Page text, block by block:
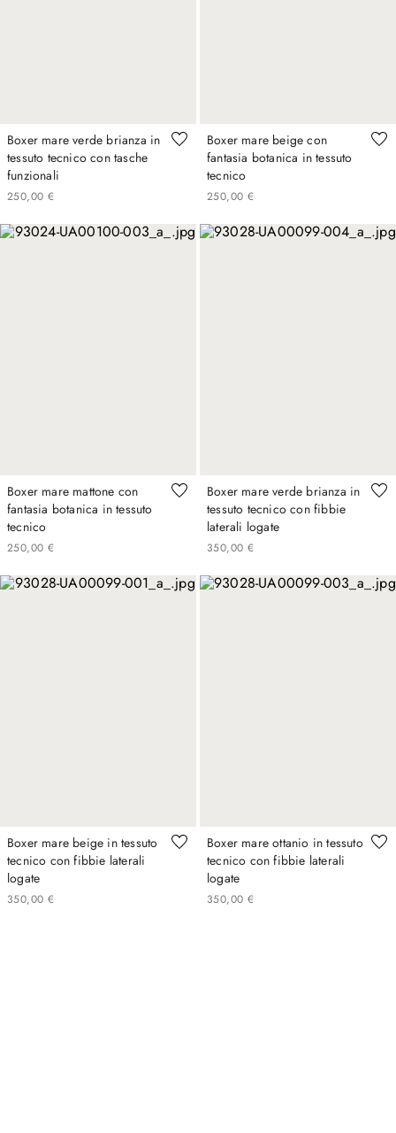
Boxer mare verde brianza in
tessuto tecnico con tasche
funzionali
250,00 €
Boxer mare beige con
fantasia botanica in tessuto
tecnico
250,00 €
Boxer mare mattone con
fantasia botanica in tessuto
tecnico
250,00 €
Boxer mare verde brianza in
tessuto tecnico con fibbie
laterali logate
350,00 €
Boxer mare beige in tessuto
tecnico con fibbie laterali
logate
350,00 €
Boxer mare ottanio in tessuto
tecnico con fibbie laterali
logate
350,00 €